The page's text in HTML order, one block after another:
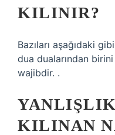
KILINIR?
Bazıları aşağıdaki
dua dualarından
wajibdir. .
KILINAN